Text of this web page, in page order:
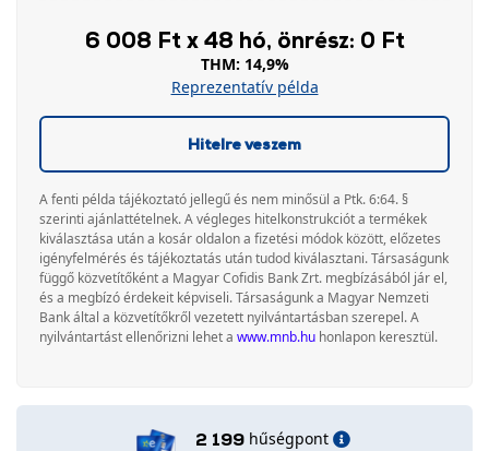
6 008 Ft x 48 hó, önrész: 0 Ft
THM: 14,9%
Reprezentatív példa
Hitelre veszem
A fenti példa tájékoztató jellegű és nem minősül a Ptk. 6:64. §
szerinti ajánlattételnek. A végleges hitelkonstrukciót a termékek
kiválasztása után a kosár oldalon a fizetési módok között, előzetes
igényfelmérés és tájékoztatás után tudod kiválasztani. Társaságunk
függő közvetítőként a Magyar Cofidis Bank Zrt. megbízásából jár el,
és a megbízó érdekeit képviseli. Társaságunk a Magyar Nemzeti
Bank által a közvetítőkről vezetett nyilvántartásban szerepel. A
nyilvántartást ellenőrizni lehet a www.mnb.hu honlapon keresztül.
2 199 hűségpont